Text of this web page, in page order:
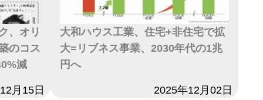
、オリ
のコス
減
月15日
大和ハウス工業、住宅+非住宅で拡
大=リブネス事業、2030年代の1兆
円へ
2025年12月02日